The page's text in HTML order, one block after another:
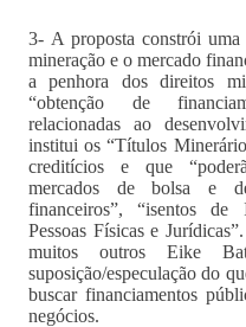
3- A proposta constrói uma
mineração e o mercado
a penhora dos direitos
“obtenção de
relacionadas ao
institui os “Títulos
creditícios e que
mercados de bolsa e
financeiros”, “isentos
Pessoas Físicas e
muitos outros Eike
suposição/especulação do
buscar financiamentos
negócios.